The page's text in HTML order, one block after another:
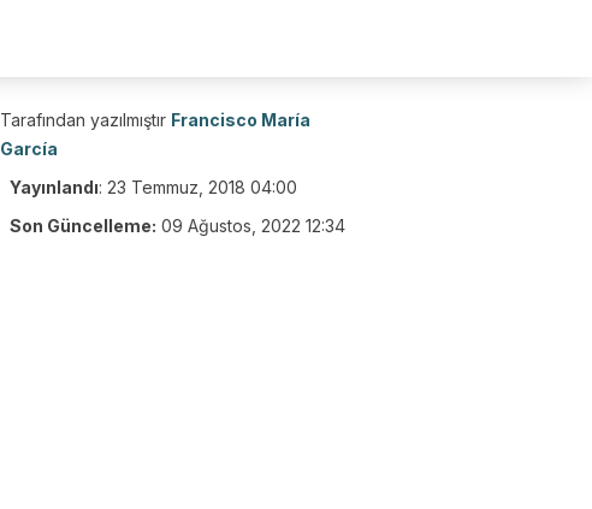
Tarafından yazılmıştır Francisco María
García
Yayınlandı: 23 Temmuz, 2018 04:00
Son Güncelleme: 09 Ağustos, 2022 12:34